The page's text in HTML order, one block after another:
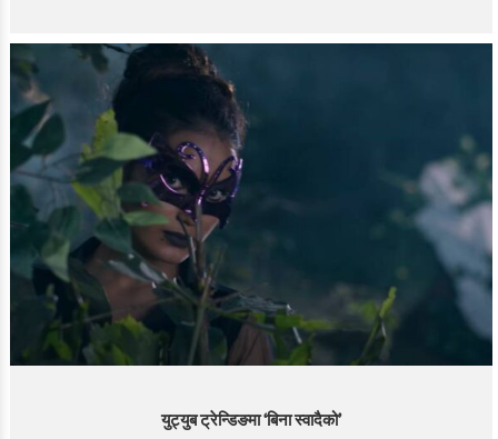
युट्युब ट्रेन्डिङमा ‘बिना स्वादैको’